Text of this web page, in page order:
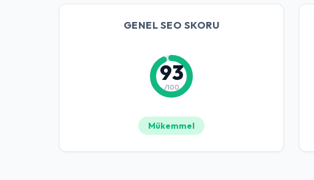
GENEL SEO SKORU
93
/100
Mükemmel